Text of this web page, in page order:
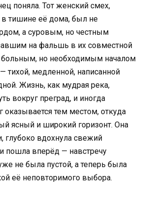
поняла. Тот женский смех,
в тишине её дома, был не
а суровым, но честным
на фальшь в их совместной
больным, но необходимым началом
тихой, медленной, написанной
Жизнь, как мудрая река,
вокруг преград, и иногда
оказывается тем местом, откуда
ясный и широкий горизонт. Она
глубоко вдохнула свежий
пошла вперёд — навстречу
не была пустой, а теперь была
её неповторимого выбора.